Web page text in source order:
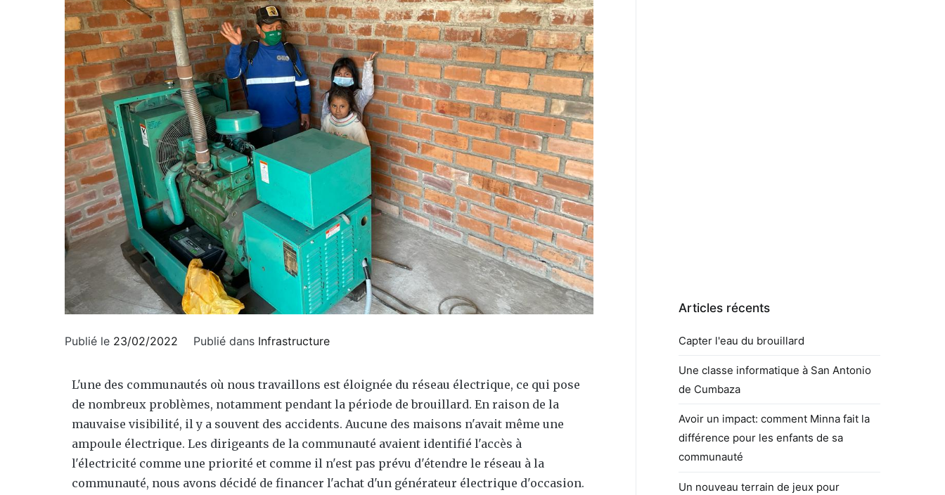
Publié le 23/02/2022 Publié dans Infrastructure
L'une des communautés où nous travaillons est éloignée du réseau électrique, ce qui pose
de nombreux problèmes, notamment pendant la période de brouillard. En raison de la
mauvaise visibilité, il y a souvent des accidents. Aucune des maisons n'avait même une
ampoule électrique. Les dirigeants de la communauté avaient identifié l'accès à
l'électricité comme une priorité et comme il n'est pas prévu d'étendre le réseau à la
communauté, nous avons décidé de financer l'achat d'un générateur électrique d'occasion.
Articles récents
Capter l'eau du brouillard
Une classe informatique à San Antonio
de Cumbaza
Avoir un impact: comment Minna fait la
différence pour les enfants de sa
communauté
Un nouveau terrain de jeux pour